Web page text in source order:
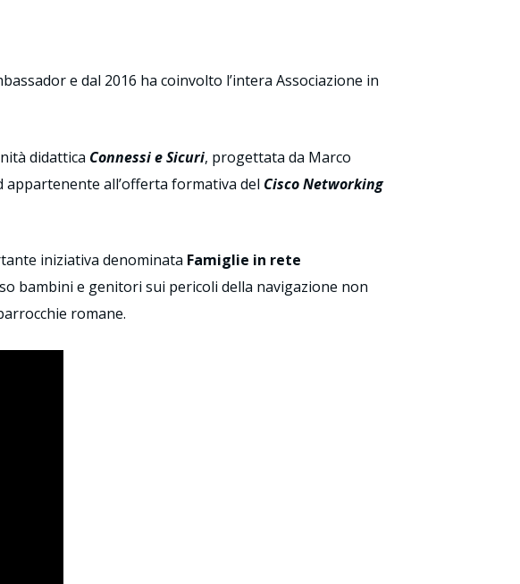
e dal 2016 ha coinvolto l’intera Associazione in
didattica Connessi e Sicuri, progettata da Marco
appartenente all’offerta formativa del Cisco Networking
iniziativa denominata Famiglie in rete
bambini e genitori sui pericoli della navigazione non
romane.